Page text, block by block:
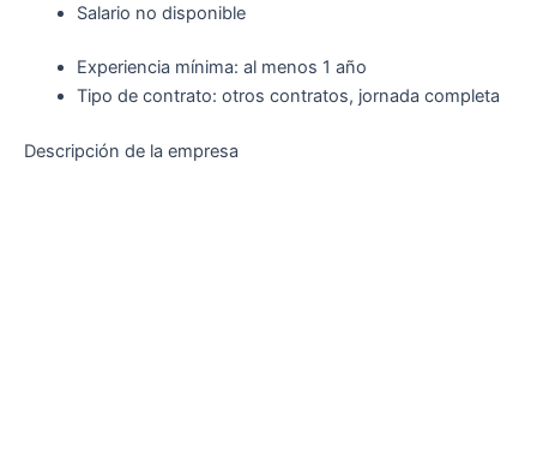
Salario no disponible
Experiencia mínima: al menos 1 año
Tipo de contrato: otros contratos, jornada completa
Descripción de la empresa